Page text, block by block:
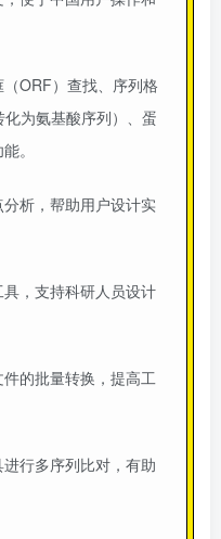
（ORF）查找、序列格
为氨基酸序列）、蛋
。
分析，帮助用户设计实
具，支持科研人员设计
件的批量转换，提高工
进行多序列比对，有助